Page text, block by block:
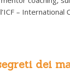
– International
dei